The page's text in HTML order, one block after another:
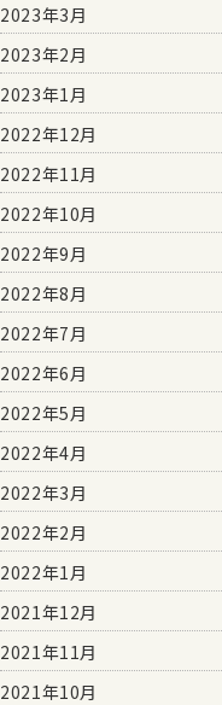
2023年3月
2023年2月
2023年1月
2022年12月
2022年11月
2022年10月
2022年9月
2022年8月
2022年7月
2022年6月
2022年5月
2022年4月
2022年3月
2022年2月
2022年1月
2021年12月
2021年11月
2021年10月